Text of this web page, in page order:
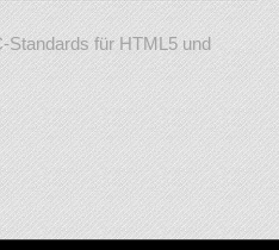
Standards für HTML5 und